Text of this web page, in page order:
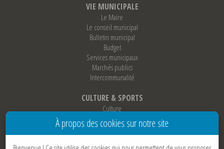
VIE MUNICIPALE
Le Maire
Le conseil municipal
Bulletin municipal
Budget
Services municipaux
Marchés publics
Intercommunalité
CULTURE & SPORTS
Culture
Sports
Loisirs
Associations
À propos des cookies sur notre site